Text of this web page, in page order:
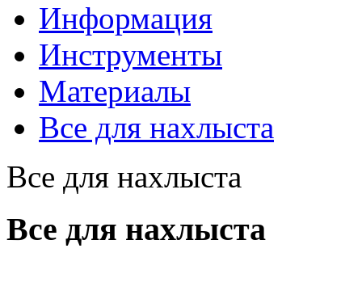
Информация
Инструменты
Материалы
Все для нахлыста
Все для нахлыста
Все для нахлыста